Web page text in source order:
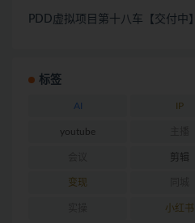
PDD虚拟项目第十八车【交付中】
标签
AI IP
youtube
剪辑
变现
小红书